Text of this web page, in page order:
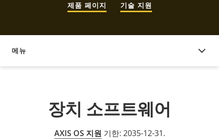
제품 페이지 기술 지원
메뉴
장치 소프트웨어
장치 소프트웨어
AXIS OS 지원 기한: 2035-12-31.